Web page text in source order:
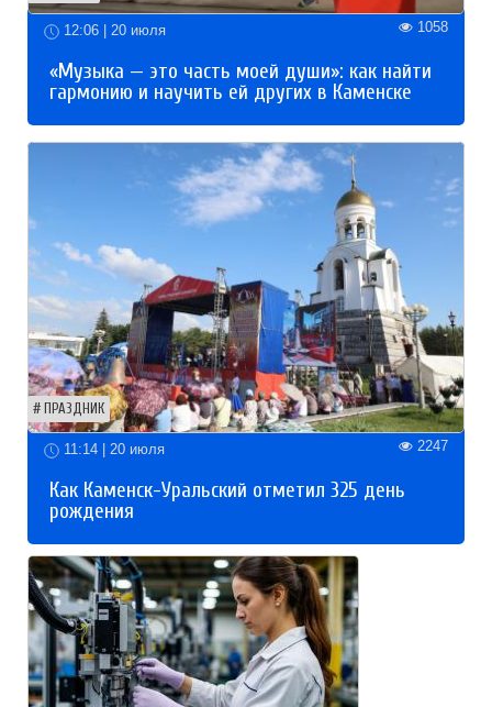
12:06 | 20 июля 1058
«Музыка — это часть моей души»: как найти
гармонию и научить ей других в Каменске
ПРАЗДНИК
11:14 | 20 июля 2247
Как Каменск-Уральский отметил 325 день
рождения